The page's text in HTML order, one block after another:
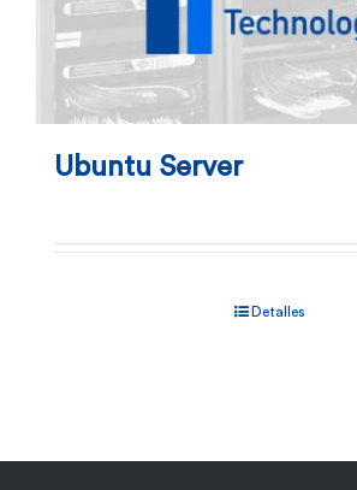
Ubuntu Server
Detalles